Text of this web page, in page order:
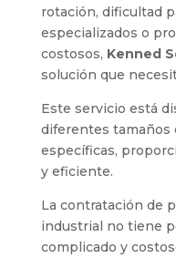
rotación, dificultad
especializados o
costosos, Kenned
solución que
Este servicio está
diferentes tamaños
específicas,
y eficiente.
La contratación de
industrial no tiene
complicado y